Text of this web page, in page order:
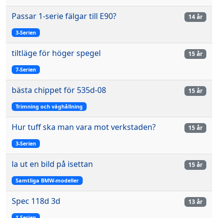
Passar 1-serie fälgar till E90?
3-Serien
14 år
tiltläge för höger spegel
7-Serien
15 år
bästa chippet för 535d-08
Trimning och väghållning
15 år
Hur tuff ska man vara mot verkstaden?
3-Serien
15 år
la ut en bild på isettan
Samtliga BMW-modeller
15 år
Spec 118d 3d 13 år